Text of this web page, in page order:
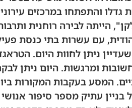
והתפתחו במרכזים
הייתה לבירה רוחנית
עם עשרות בתי כנסת
ניתן לחוות היום.
ומרגשות. היום ניתן
המסע בעקבות המקורות
עתיק מספר סיפור